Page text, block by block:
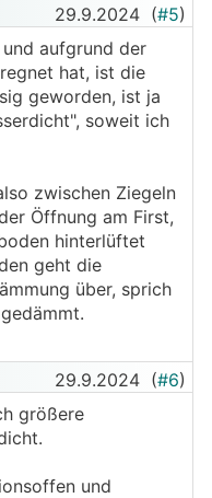
29.9.2024 (#5)
aufgrund der
hat, ist die
geworden, ist ja
soweit ich
zwischen Ziegeln
Öffnung am First,
hinterlüftet
geht die
über, sprich
29.9.2024 (#6)
größere
und